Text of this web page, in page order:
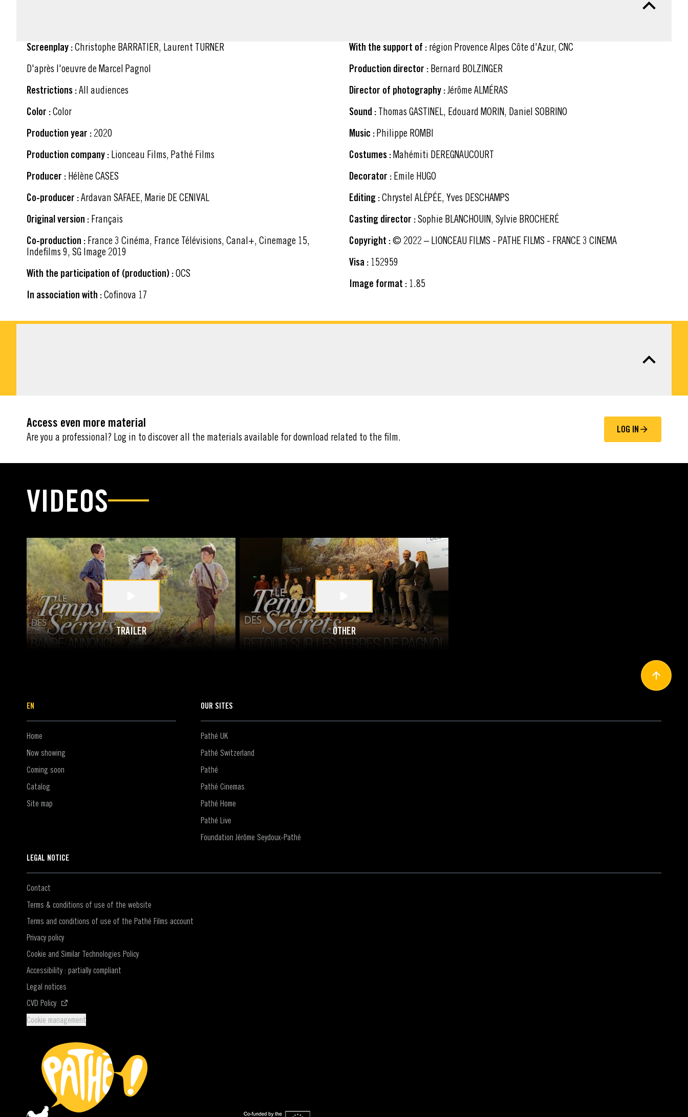
Screenplay :Christophe BARRATIER, Laurent TURNER
D'après l'oeuvre de Marcel Pagnol
Restrictions :All audiences
Color :Color
Production year : 2020
Production company : Lionceau Films, Pathé Films
Producer : Hélène CASES
Co-producer :Ardavan SAFAEE, Marie DE CENIVAL
Original version : Français
Co-production :
Indefilms 9, SG Image 2019
With the participation of (production) :OCS
In association with :Cofinova 17
With the support of : région Provence Alpes Côte d'Azur, CNC
Production director : Bernard BOLZINGER
Director of photography :Jérôme ALMÉRAS
Sound : Thomas GASTINEL, Edouard MORIN, Daniel SOBRINO
Music :Philippe ROMBI
Costumes :Mahémiti DEREGNAUCOURT
Decorator : Emile HUGO
Editing :Chrystel ALÉPÉE, Yves DESCHAMPS
Casting director :Sophie BLANCHOUIN, Sylvie BROCHERÉ
Copyright :© 2022 – LIONCEAU FILMS - PATHE FILMS - FRANCE 3 CINEMA
Visa : 152959
Image format : 1.85
Access even more material
Are you a professional? Log in to discover all the materials available for download related to the film.
LOG IN
VIDEOS
TRAILER OTHER
EN
Home
Now showing
Coming soon
Catalog
Site map
OUR SITES
Pathé UK
Pathé Switzerland
Pathé
Pathé Cinemas
Pathé Home
Pathé Live
Foundation Jérôme Seydoux-Pathé
LEGAL NOTICE
Contact
Terms & conditions of use of the website
Terms and conditions of use of the Pathé Films account
Privacy policy
Cookie and Similar Technologies Policy
Accessibility : partially compliant
Legal notices
CVD Policy(Opens in a new window)
Cookie management